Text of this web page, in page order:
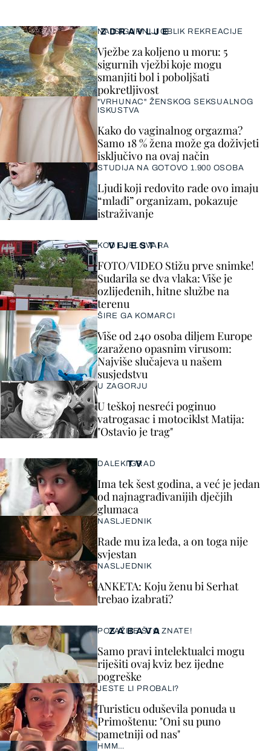
VIJESTI
KOD BJELOVARA
FOTO/VIDEO Stižu prve snimke!
Sudarila se dva vlaka: Više je
ozlijeđenih, hitne službe na
terenu
ŠIRE GA KOMARCI
Više od 240 osoba diljem Europe
zaraženo opasnim virusom:
Najviše slučajeva u našem
susjedstvu
U ZAGORJU
U teškoj nesreći poginuo
vatrogasac i motociklst Matija:
"Ostavio je trag"
ZDRAVLJE
NAJSIGURNIJI OBLIK REKREACIJE
Vježbe za koljeno u moru: 5
sigurnih vježbi koje mogu
smanjiti bol i poboljšati
pokretljivost
"VRHUNAC" ŽENSKOG SEKSUALNOG
ISKUSTVA
Kako do vaginalnog orgazma?
Samo 18 % žena može ga doživjeti
isključivo na ovaj način
STUDIJA NA GOTOVO 1.900 OSOBA
Ljudi koji redovito rade ovo imaju
“mlađi” organizam, pokazuje
istraživanje
ZABAVA
POKAŽITE ŠTO ZNATE!
Samo pravi intelektualci mogu
riješiti ovaj kviz bez ijedne
pogreške
JESTE LI PROBALI?
Turisticu oduševila ponuda u
Primoštenu: "Oni su puno
pametniji od nas"
HMM…
TV
DALEKI GRAD
Ima tek šest godina, a već je jedan
od najnagrađivanijih dječjih
glumaca
NASLJEDNIK
Rade mu iza leđa, a on toga nije
svjestan
NASLJEDNIK
ANKETA: Koju ženu bi Serhat
trebao izabrati?